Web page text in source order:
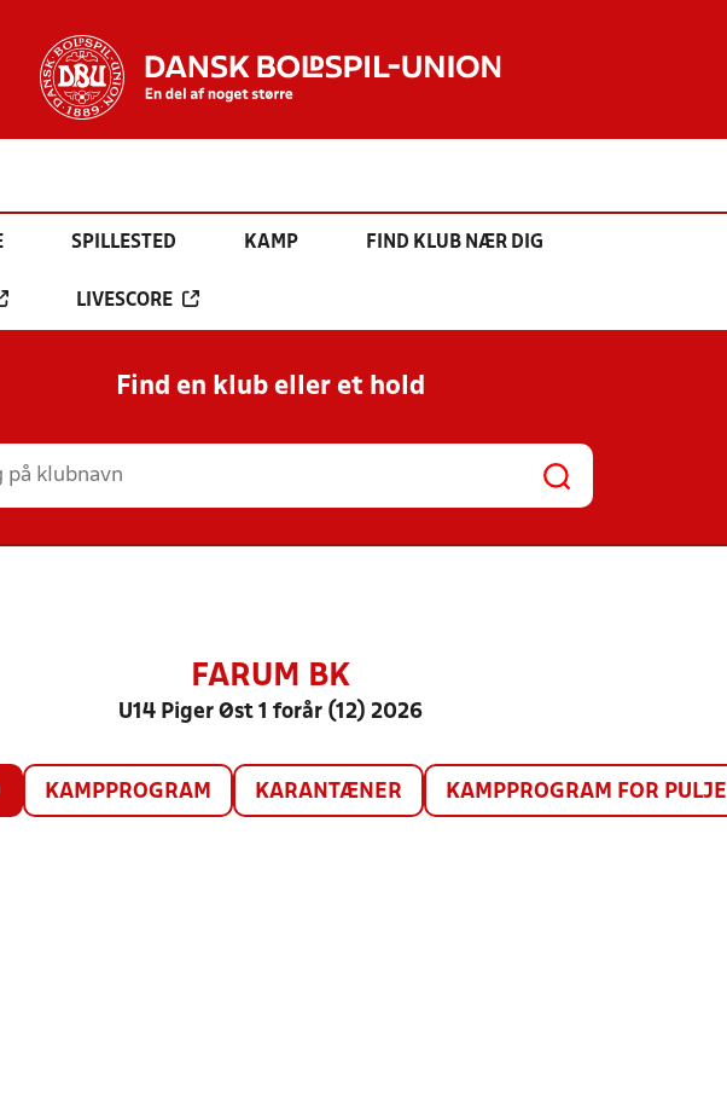
SPILLESTED KAMP FIND KLUB NÆR DIG
LIVESCORE
Find en klub eller et hold
FARUM BK
U14 Piger Øst 1 forår (12) 2026
KAMPPROGRAM KARANTÆNER KAMPPROGRAM FOR PULJE